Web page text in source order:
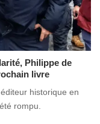
Philippe de
livre
historique en
rompu.